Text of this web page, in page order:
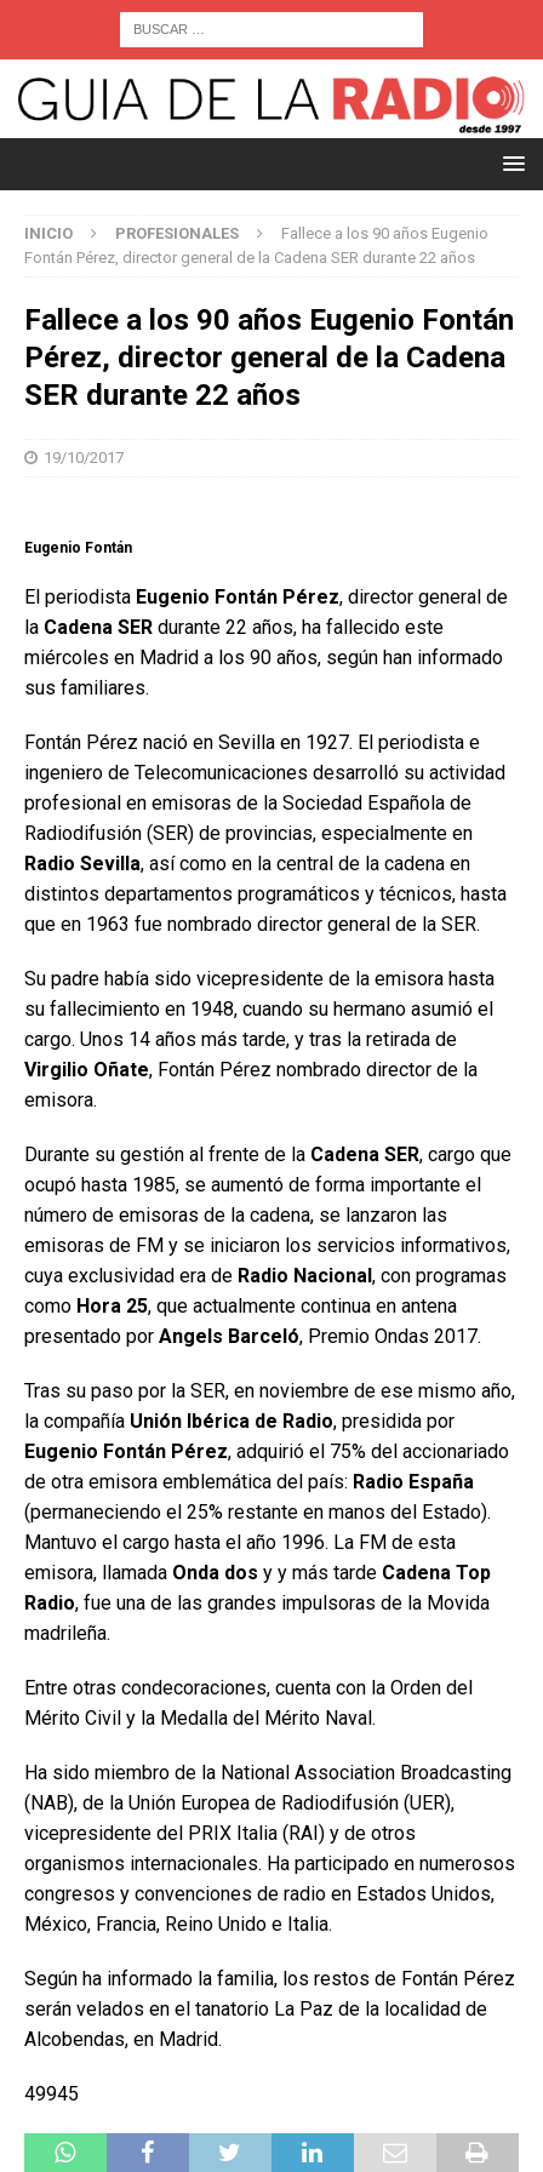
INICIO PROFESIONALES
Fallece a los 90 años Eugenio
Fontán Pérez, director general de la Cadena SER durante 22 años
Fallece a los 90 años Eugenio Fontán
Pérez, director general de la Cadena
SER durante 22 años
19/10/2017
Eugenio Fontán
El periodista Eugenio Fontán Pérez, director general de
la Cadena SER durante 22 años, ha fallecido este
miércoles en Madrid a los 90 años, según han informado
sus familiares.
Fontán Pérez nació en Sevilla en 1927. El periodista e
ingeniero de Telecomunicaciones desarrolló su actividad
profesional en emisoras de la Sociedad Española de
Radiodifusión (SER) de provincias, especialmente en
Radio Sevilla, así como en la central de la cadena en
distintos departamentos programáticos y técnicos, hasta
que en 1963 fue nombrado director general de la SER.
Su padre había sido vicepresidente de la emisora hasta
su fallecimiento en 1948, cuando su hermano asumió el
cargo. Unos 14 años más tarde, y tras la retirada de
Virgilio Oñate, Fontán Pérez nombrado director de la
emisora.
Durante su gestión al frente de la Cadena SER, cargo que
ocupó hasta 1985, se aumentó de forma importante el
número de emisoras de la cadena, se lanzaron las
emisoras de FM y se iniciaron los servicios informativos,
cuya exclusividad era de Radio Nacional, con programas
como Hora 25, que actualmente continua en antena
presentado por Angels Barceló, Premio Ondas 2017.
Tras su paso por la SER, en noviembre de ese mismo año,
la compañía Unión Ibérica de Radio, presidida por
Eugenio Fontán Pérez, adquirió el 75% del accionariado
de otra emisora emblemática del país: Radio España
(permaneciendo el 25% restante en manos del Estado).
Mantuvo el cargo hasta el año 1996. La FM de esta
emisora, llamada Onda dos y y más tarde Cadena Top
Radio, fue una de las grandes impulsoras de la Movida
madrileña.
Entre otras condecoraciones, cuenta con la Orden del
Mérito Civil y la Medalla del Mérito Naval.
Ha sido miembro de la National Association Broadcasting
(NAB), de la Unión Europea de Radiodifusión (UER),
vicepresidente del PRIX Italia (RAI) y de otros
organismos internacionales. Ha participado en numerosos
congresos y convenciones de radio en Estados Unidos,
México, Francia, Reino Unido e Italia.
Según ha informado la familia, los restos de Fontán Pérez
serán velados en el tanatorio La Paz de la localidad de
Alcobendas, en Madrid.
49945